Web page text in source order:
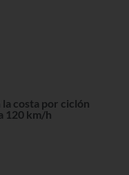
costa por ciclón
120 km/h